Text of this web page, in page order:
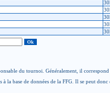
du tournoi. Généralement, il correspond
à la base de données de la FFG. Il se peut